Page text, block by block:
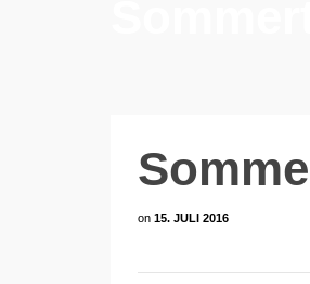
on 15. JULI 2016